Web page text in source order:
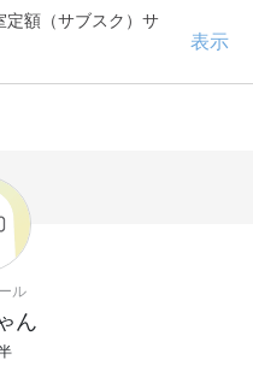
定額（サブスク）サ
表示
ル
ん